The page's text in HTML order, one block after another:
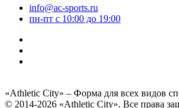
info@ac-sports.ru
пн-пт c 10:00 до 19:00
«Athletic City» – Форма для всех видов
© 2014-2026 «Athletic City». Все права